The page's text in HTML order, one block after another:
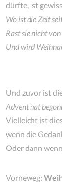
dürfte, ist
Wo ist die Zeit
Rast sie nicht
Und wird
Und zuvor ist
Advent hat
Vielleicht ist
wenn die
Oder dann
Vorneweg: